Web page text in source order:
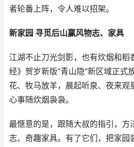
者轮番上阵，令人难以招架。
新家园 寻觅后山赢风物志、家具
江湖不止刀光剑影，也有炊烟和稻
经》贺岁新版“青山隐”新区域正式
花、牧马放羊，晨起听泉、夜来观
心事随炊烟袅袅。
最惬意的是，跟随大叔的指引，方
志、奇趣家具。有了它们，把家园